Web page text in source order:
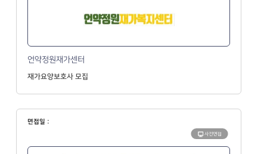
언약정원재가센터
재가요양보호사 모집
면접일 :
사전면접